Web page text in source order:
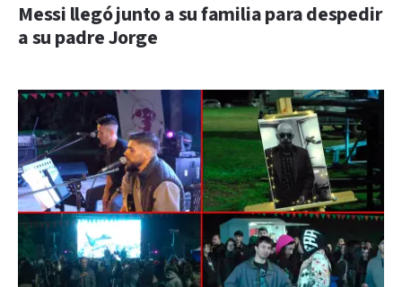
Messi llegó junto a su familia para despedir
a su padre Jorge